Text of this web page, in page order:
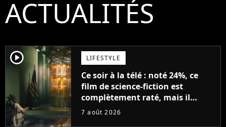
ACTUALITÉS
player2 LIFESTYLE
Ce soir à la télé : noté 24%, ce
film de science-fiction est
complètement raté, mais il
aurait pu être encore pire à
7 août 2026